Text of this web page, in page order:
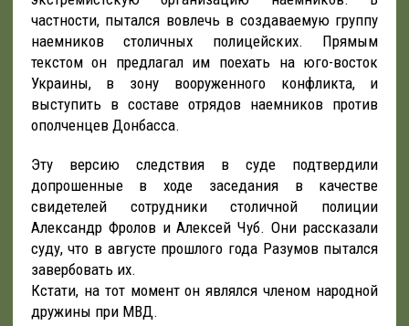
частности, пытался вовлечь в создаваемую группу
наемников столичных полицейских. Прямым
текстом он предлагал им поехать на юго-восток
Украины, в зону вооруженного конфликта, и
выступить в составе отрядов наемников против
ополченцев Донбасса.
Эту версию следствия в суде подтвердили
допрошенные в ходе заседания в качестве
свидетелей сотрудники столичной полиции
Александр Фролов и Алексей Чуб. Они рассказали
суду, что в августе прошлого года Разумов пытался
завербовать их.
Кстати, на тот момент он являлся членом народной
дружины при МВД.